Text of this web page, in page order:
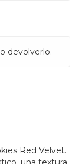
devolverlo.
Red Velvet.